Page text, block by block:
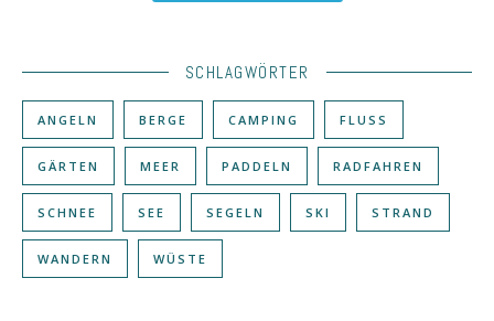
SCHLAGWÖRTER
ANGELN BERGE CAMPING FLUSS
GÄRTEN MEER PADDELN RADFAHREN
SCHNEE SEE SEGELN SKI STRAND
WANDERN WÜSTE